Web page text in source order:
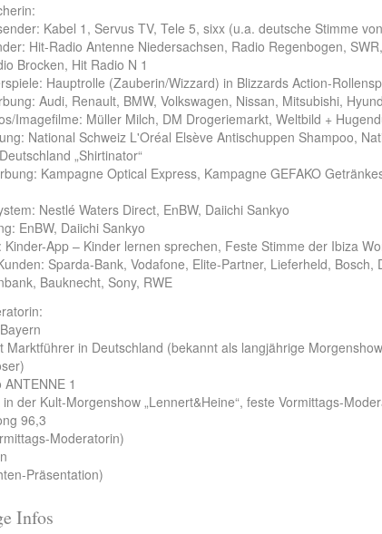
Kabel 1, Servus TV, Tele 5, sixx (u.a. deutsche Stimme
Hit-Radio Antenne Niedersachsen, Radio Regenbogen,
Brocken, Hit Radio N 1
Hauptrolle (Zauberin/Wizzard) in Blizzards Action-
Audi, Renault, BMW, Volkswagen, Nissan, Mitsubishi,
Imagefilme: Müller Milch, DM Drogeriemarkt, Weltbild +
National Schweiz L'Oréal Elsève Antischuppen Shampoo,
„Shirtinator“
Kampagne Optical Express, Kampagne GEFAKO
Nestlé Waters Direct, EnBW, Daiichi Sankyo
EnBW, Daiichi Sankyo
Kinder-App – Kinder lernen sprechen, Feste Stimme der Ibiza
Sparda-Bank, Vodafone, Elite-Partner, Lieferheld, Bosch,
Bauknecht, Sony, RWE
Marktführer in Deutschland (bekannt als langjährige
ANTENNE 1
in der Kult-Morgenshow „Lennert&Heine“, feste Vormittags-
96,3
Moderatorin)
Präsentation)
Infos